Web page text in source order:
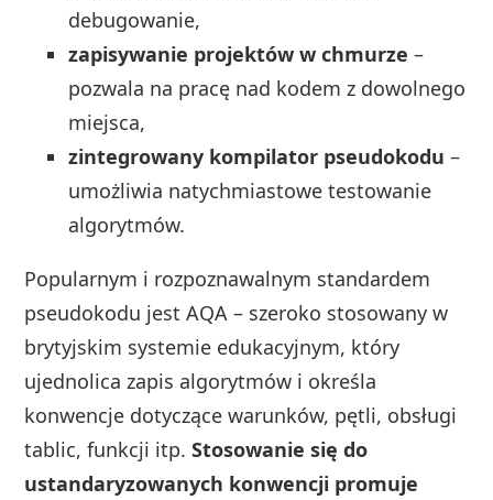
debugowanie,
zapisywanie projektów w chmurze –
pozwala na pracę nad kodem z dowolnego
miejsca,
zintegrowany kompilator pseudokodu –
umożliwia natychmiastowe testowanie
algorytmów.
Popularnym i rozpoznawalnym standardem
pseudokodu jest AQA – szeroko stosowany w
brytyjskim systemie edukacyjnym, który
ujednolica zapis algorytmów i określa
konwencje dotyczące warunków, pętli, obsługi
tablic, funkcji itp.Stosowanie się do
ustandaryzowanych konwencji promuje